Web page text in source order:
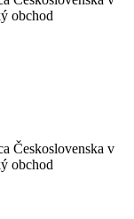
obchod
Československa v
obchod